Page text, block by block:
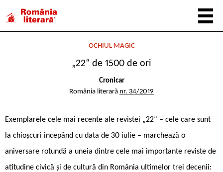
OCHIUL MAGIC
„22“ de 1500 de ori
Cronicar
România literară nr. 34/2019
Exemplarele cele mai recente ale revistei „22“ – cele care sunt
la chioșcuri începând cu data de 30 iulie – marchează o
aniversare rotundă a uneia dintre cele mai importante reviste de
atitudine civică și de cultură din România ultimelor trei decenii: